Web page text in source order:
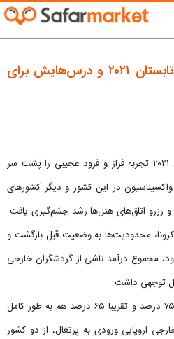
تجربه هتل‌های پرتغال در تابستان ۲۰۲۱ و درس‌هایش برای
صنعت هتلداری پرتغال، در تابستان ۲۰۲۱ تجربه فراز و فرود عجیبی را پشت سر
واکسیناسیون در این کشور و دیگر کشورهای
رزرو اتاق‌های هتل‌ها رشد چشم‌گیری یافت.
کرونا، محدودیت‌ها به وضعیت قبل بازگشت و
مجموع درآمد ناشی از گردشگران خارجی
توجهی داشت.
نرخ واکسیناسیون اولیه در پرتغال، ۷۵ درصد و تقریبا ۶۵ درصد هم به طور کامل
اروپایی ورودی به پرتغال، از دو کشور